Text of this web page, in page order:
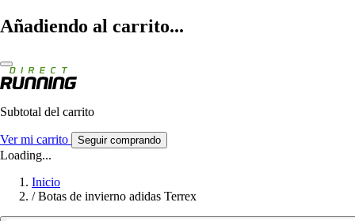
Añadiendo al carrito...
Subtotal del carrito
Ver mi carrito Seguir comprando
Loading...
Inicio
/ Botas de invierno adidas Terrex